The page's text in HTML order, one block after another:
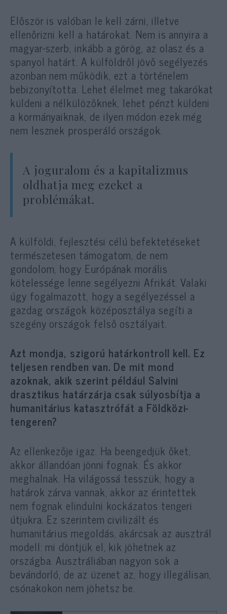
Először is valóban le kell zárni, illetve
ellenőrizni kell a határokat. Nem is annyira a
magyar-szerb, inkább a görög, az olasz és a
spanyol határt. A külföldről jövő segélyezés
azonban nem működik, ezt a történelem
bebizonyította. Lehet élelmet meg takarókat
küldeni a nélkülözőknek, lehet pénzt küldeni
a kormányaiknak, de ilyen módon ezek még
nem lesznek prosperáló országok.
A joguralom és a kapitalizmus
oldhatja meg ezeket a
problémákat.
A külföldi, fejlesztési célú befektetéseket
természetesen támogatom, de nem
gondolom, hogy Európának morális
kötelessége lenne segélyezni Afrikát. Valaki
úgy fogalmazott, hogy a segélyezéssel a
gazdag országok középosztálya segíti a
szegény országok felső osztályait.
Azt mondja, szigorú határkontroll kell. Ez
teljesen rendben van. De mit mond
azoknak, akik szerint például Salvini
drasztikus határzárja csak súlyosbítja a
humanitárius katasztrófát a Földközi-
tengeren?
Az ellenkezője igaz. Ha beengedjük őket,
akkor állandóan jönni fognak. És akkor
meghalnak. Ha világossá tesszük, hogy a
határok zárva vannak, akkor az érintettek
nem fognak elindulni kockázatos tengeri
útjukra. Ez szerintem civilizált és
humanitárius megoldás, akárcsak az ausztrál
modell: mi döntjük el, kik jöhetnek az
országba. Ausztráliában nagyon sok a
bevándorló, de az üzenet az, hogy illegálisan,
csónakokon nem jöhetsz be.